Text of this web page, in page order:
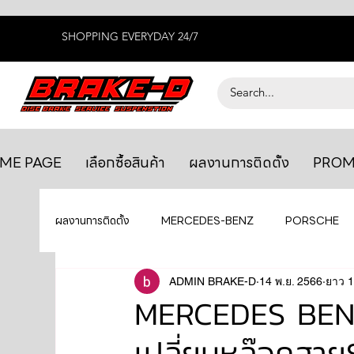
SHOPPING EVERYDAY 24/7
PAGE เลือกซื้อสินค้า ผลงานการติดตั้ง
ผลงานการติดตั้ง MERCEDES-BENZ PORSCHE
BENTLEY LEXUS ยางรถยนต์ AUDI
MAHLE MAZDA TOYOTA
MERCEDES
ADMIN BRAKE-D 14 พ.ย. 2566 ยาว